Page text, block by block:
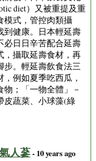
diet）又被重提及重
模式，管控肉類攝
到健康。日本輕延壽
必日日辛苦配合延壽
，攝取延壽食材，再
步。輕延壽飲食法三
例如夏季吃西瓜，
；「一物全體」－
皮蔬菜、小球藻(綠
人蔘- 10 years ago